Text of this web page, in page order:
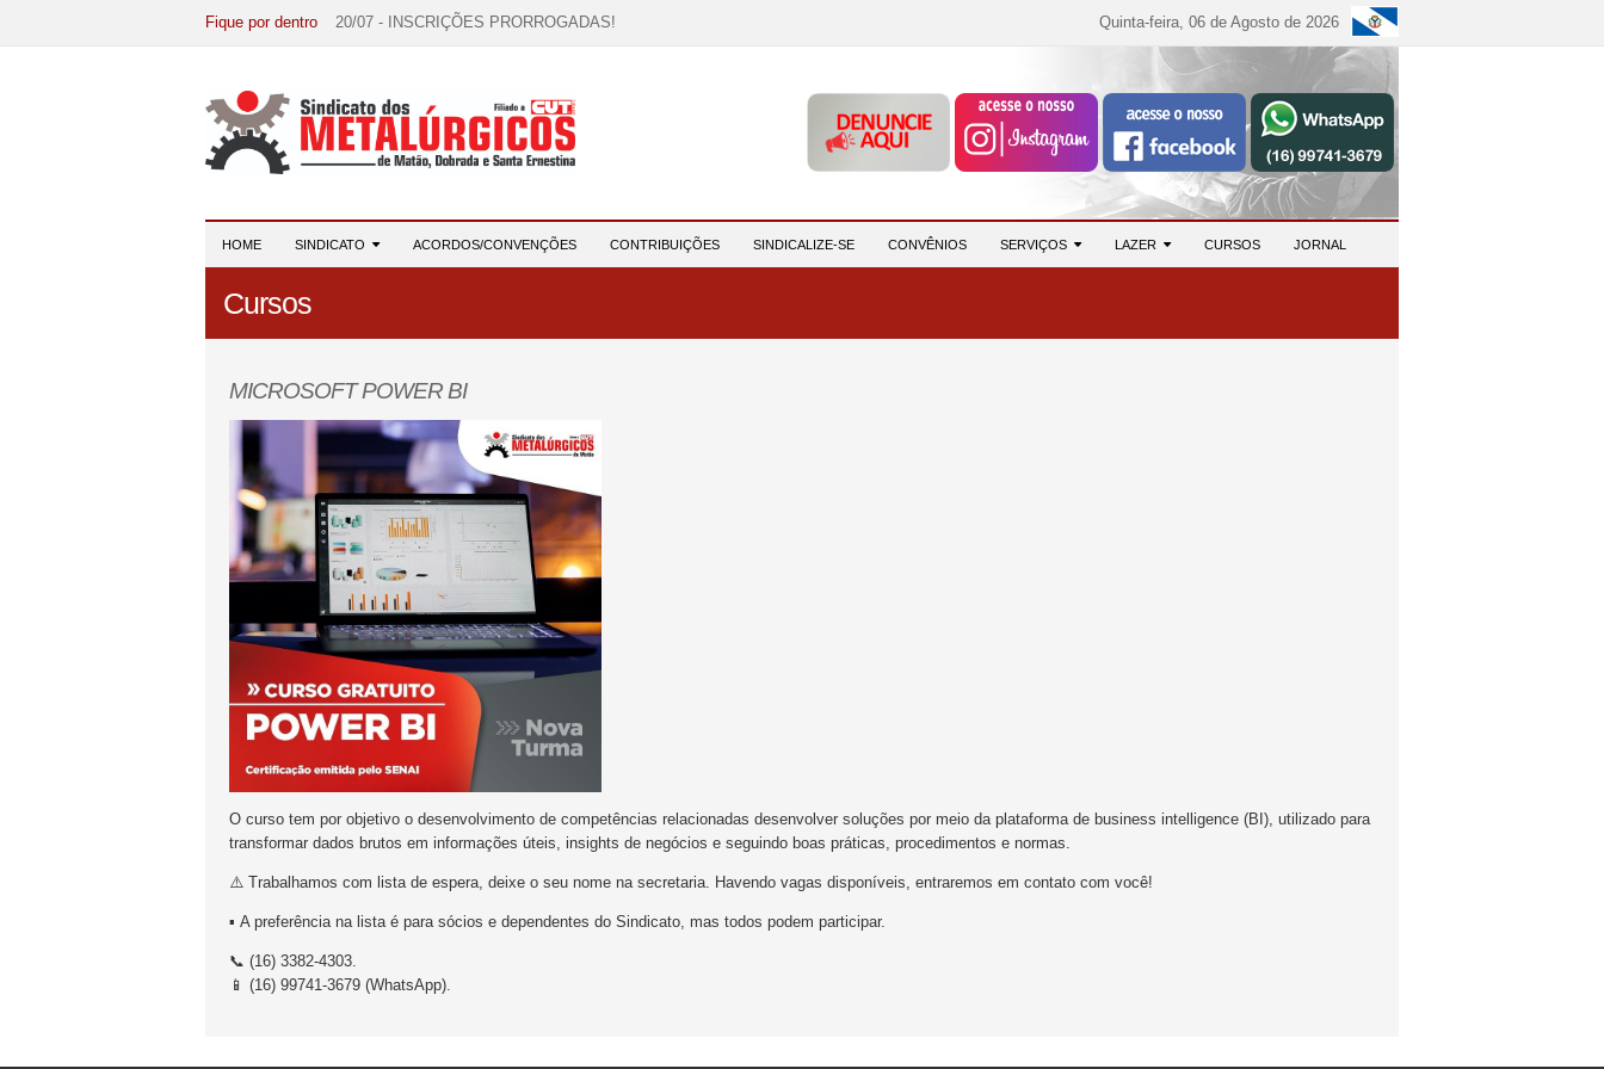
Fique por dentro 20/07 - INSCRIÇÕES PRORROGADAS!
07/07 - Increva-se! Link na descrição!
03/08 - DATA-BASE 2026: HORA DE UNIÃO E MOBILIZAÇÃO!
Quinta-feira, 06 de Agosto de 2026
HOME SINDICATO ACORDOS/CONVENÇÕES CONTRIBUIÇÕES SINDICALIZE-SE CONVÊNIOS SERVIÇOS LAZER CURSOS JORNAL
Cursos
MICROSOFT POWER BI
O curso tem por objetivo o desenvolvimento de competências relacionadas desenvolver soluções por meio da plataforma de business intelligence (BI), utilizado para
transformar dados brutos em informações úteis, insights de negócios e seguindo boas práticas, procedimentos e normas.
⚠️ Trabalhamos com lista de espera, deixe o seu nome na secretaria. Havendo vagas disponíveis, entraremos em contato com você!
▪️ A preferência na lista é para sócios e dependentes do Sindicato, mas todos podem participar.
📞 (16) 3382-4303.
📱 (16) 99741-3679 (WhatsApp).